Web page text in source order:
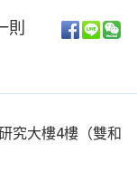
則
究大樓4樓（雙和